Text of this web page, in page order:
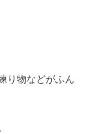
り物などがふん